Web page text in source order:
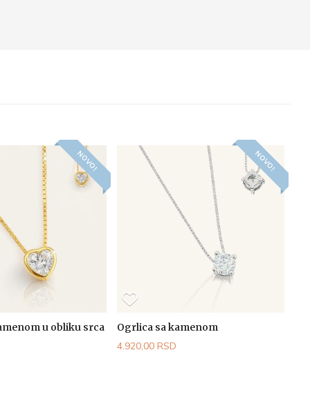
NOVO!
u obliku srca
NOVO!
Ogrlica sa kamenom
4.920,00 RSD